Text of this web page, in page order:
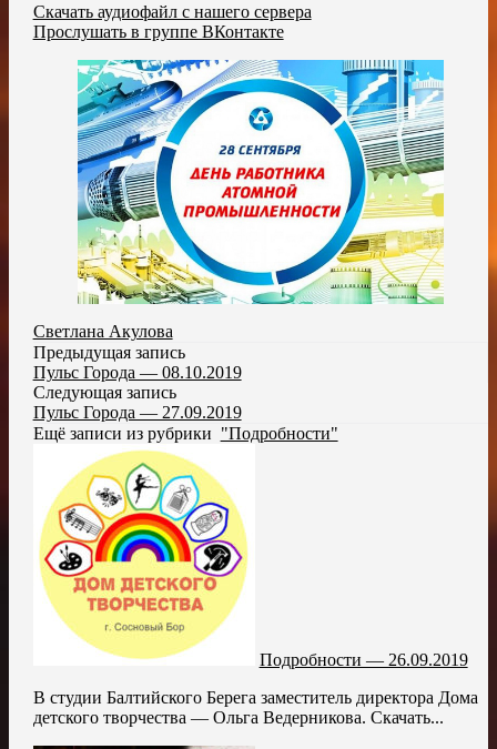
Скачать аудиофайл с нашего сервера
Прослушать в группе ВКонтакте
Светлана Акулова
Предыдущая запись
Пульс Города — 08.10.2019
Следующая запись
Пульс Города — 27.09.2019
Ещё записи из рубрики "Подробности"
Подробности — 26.09.2019
В студии Балтийского Берега заместитель директора Дома
детского творчества — Ольга Ведерникова. Скачать...